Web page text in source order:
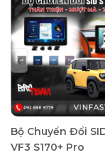
Bộ Chuyển Đổi
VF3 S170+ Pro